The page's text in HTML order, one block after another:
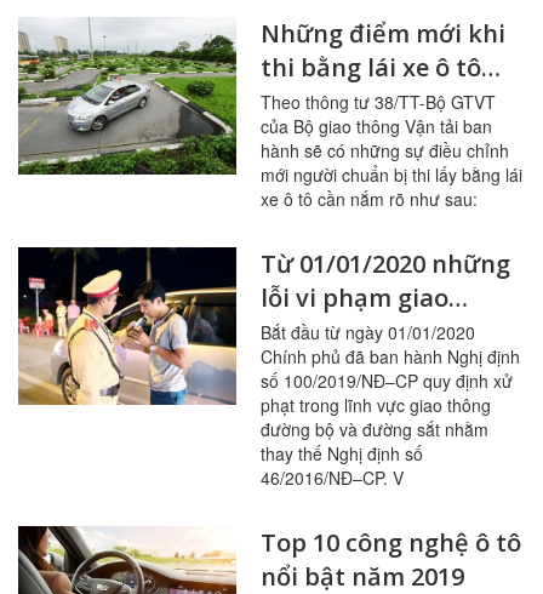
Những điểm mới khi
thi bằng lái xe ô tô
năm 2020
Theo thông tư 38/TT-Bộ GTVT
của Bộ giao thông Vận tải ban
hành sẽ có những sự điều chỉnh
mới người chuẩn bị thi lấy bằng lái
xe ô tô cần nắm rõ như sau:
Từ 01/01/2020 những
lỗi vi phạm giao
thông nào sẽ bị tăng
mức xử phạt?
Bắt đầu từ ngày 01/01/2020
Chính phủ đã ban hành Nghị định
số 100/2019/NĐ–CP quy định xử
phạt trong lĩnh vực giao thông
đường bộ và đường sắt nhằm
thay thế Nghị định số
46/2016/NĐ–CP. V
Top 10 công nghệ ô tô
nổi bật năm 2019